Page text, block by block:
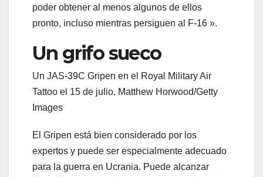
poder obtener al menos algunos de ellos
pronto, incluso mientras persiguen al F-16 ».
Un grifo sueco
Un JAS-39C Gripen en el Royal Military Air
Tattoo el 15 de julio. Matthew Horwood/Getty
Images
El Gripen está bien considerado por los
expertos y puede ser especialmente adecuado
para la guerra en Ucrania. Puede alcanzar